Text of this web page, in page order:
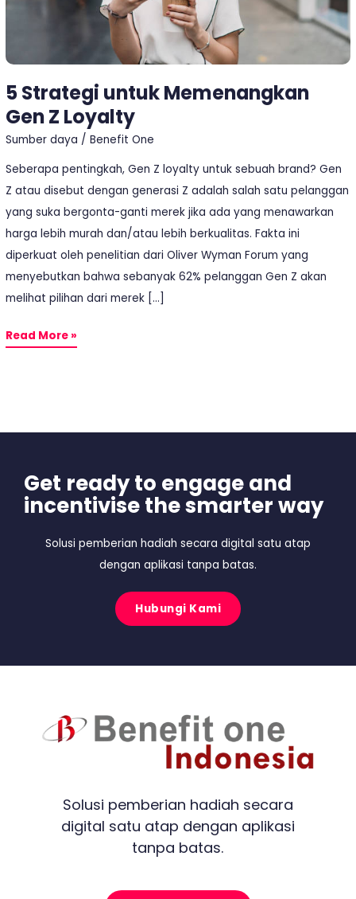
5 Strategi untuk Memenangkan
Gen Z Loyalty
Sumber daya /Benefit One
Seberapa pentingkah, Gen Z loyalty untuk sebuah brand? Gen
Z atau disebut dengan generasi Z adalah salah satu pelanggan
yang suka bergonta-ganti merek jika ada yang menawarkan
harga lebih murah dan/atau lebih berkualitas. Fakta ini
diperkuat oleh penelitian dari Oliver Wyman Forum yang
menyebutkan bahwa sebanyak 62% pelanggan Gen Z akan
melihat pilihan dari merek […]
Read More »
Get ready to engage and
incentivise the smarter way
Solusi pemberian hadiah secara digital satu atap
dengan aplikasi tanpa batas.
Hubungi Kami
Solusi pemberian hadiah secara
digital satu atap dengan aplikasi
tanpa batas.